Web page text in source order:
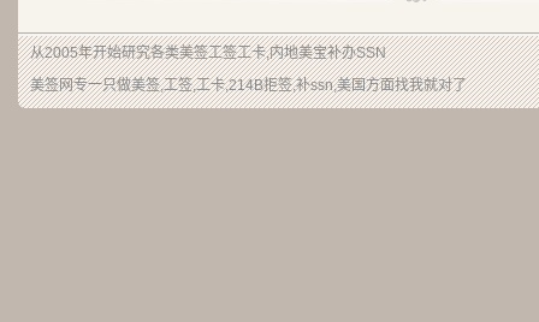
从2005年开始研究各类美签工签工卡,内地美宝补办SSN
美签网专一只做美签,工签,工卡,214B拒签,补ssn,美国方面找我就对了